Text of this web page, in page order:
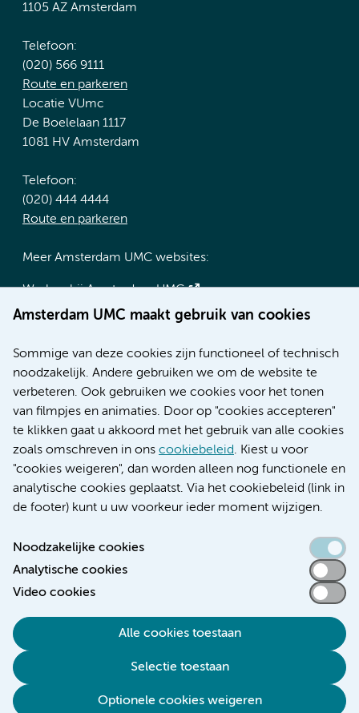
Amsterdam UMC maakt gebruik van cookies
Sommige van deze cookies zijn functioneel of technisch
noodzakelijk. Andere gebruiken we om de website te
verbeteren. Ook gebruiken we cookies voor het tonen
van filmpjes en animaties. Door op "cookies accepteren"
te klikken gaat u akkoord met het gebruik van alle cookies
zoals omschreven in ons cookiebeleid. Kiest u voor
"cookies weigeren", dan worden alleen nog functionele en
analytische cookies geplaatst. Via het cookiebeleid (link in
de footer) kunt u uw voorkeur ieder moment wijzigen.
Noodzakelijke cookies
Analytische cookies
Video cookies
Alle cookies toestaan
Selectie toestaan
Optionele cookies weigeren
1105 AZ Amsterdam
Telefoon:
(020) 566 9111
Route en parkeren
Locatie VUmc
De Boelelaan 1117
1081 HV Amsterdam
Telefoon:
(020) 444 4444
Route en parkeren
Meer Amsterdam UMC websites:
Werken bij Amsterdam UMC
Over Amsterdam UMC
Research
Educatie locatie AMC
Educatie locatie VUmc
Verwijzen & diagnostiek
Toegankelijkheidsverklaring
Responsible disclosure
Disclaimer